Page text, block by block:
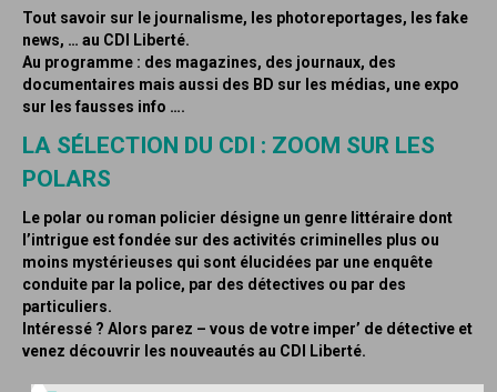
Tout savoir sur le journalisme, les photoreportages, les fake
news, … au CDI Liberté.
Au programme : des magazines, des journaux, des
documentaires mais aussi des BD sur les médias, une expo
sur les fausses info ….
LA SÉLECTION DU CDI : ZOOM SUR LES
POLARS
Le polar ou roman policier désigne un genre littéraire dont
l’intrigue est fondée sur des activités criminelles plus ou
moins mystérieuses qui sont élucidées par une enquête
conduite par la police, par des détectives ou par des
particuliers.
Intéressé ? Alors parez – vous de votre imper’ de détective et
venez découvrir les nouveautés au CDI Liberté.